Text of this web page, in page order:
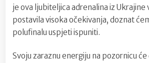
je ova ljubiteljica adrenalina iz Ukrajine
postavila visoka očekivanja, doznat
polufinalu uspjeti ispuniti.
Svoju zaraznu energiju na pozornicu